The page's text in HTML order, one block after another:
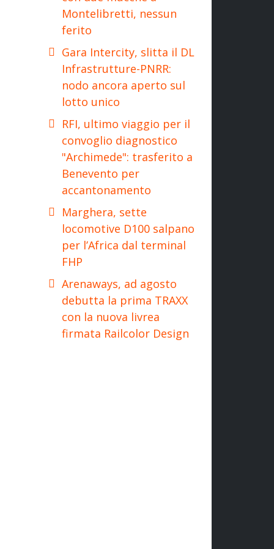
Montelibretti, nessun
ferito
Gara Intercity, slitta il DL
Infrastrutture-PNRR:
nodo ancora aperto sul
lotto unico
RFI, ultimo viaggio per il
convoglio diagnostico
"Archimede": trasferito a
Benevento per
accantonamento
Marghera, sette
locomotive D100 salpano
per l’Africa dal terminal
FHP
Arenaways, ad agosto
debutta la prima TRAXX
con la nuova livrea
firmata Railcolor Design